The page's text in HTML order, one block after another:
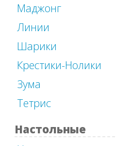
Маджонг
Линии
Шарики
Крестики-Нолики
Зума
Тетрис
Настольные